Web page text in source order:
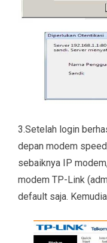
3.Setelah login
depan modem
sebaiknya IP
modem TP-Link
default saja.